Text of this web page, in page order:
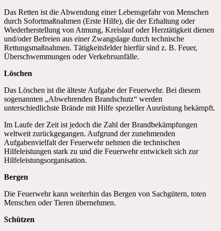
Das Retten ist die Abwendung einer Lebensgefahr von Menschen
durch Sofortmaßnahmen (Erste Hilfe), die der Erhaltung oder
Wiederherstellung von Atmung, Kreislauf oder Herztätigkeit dienen
und/oder Befreien aus einer Zwangslage durch technische
Rettungsmaßnahmen. Tätigkeitsfelder hierfür sind z. B. Feuer,
Überschwemmungen oder Verkehrsunfälle.
Löschen
Das Löschen ist die älteste Aufgabe der Feuerwehr. Bei diesem
sogenannten „Abwehrenden Brandschutz“ werden
unterschiedlichste Brände mit Hilfe spezieller Ausrüstung bekämpft.
Im Laufe der Zeit ist jedoch die Zahl der Brandbekämpfungen
weltweit zurückgegangen. Aufgrund der zunehmenden
Aufgabenvielfalt der Feuerwehr nehmen die technischen
Hilfeleistungen stark zu und die Feuerwehr entwickelt sich zur
Hilfeleistungsorganisation.
Bergen
Die Feuerwehr kann weiterhin das Bergen von Sachgütern, toten
Menschen oder Tieren übernehmen.
Schützen